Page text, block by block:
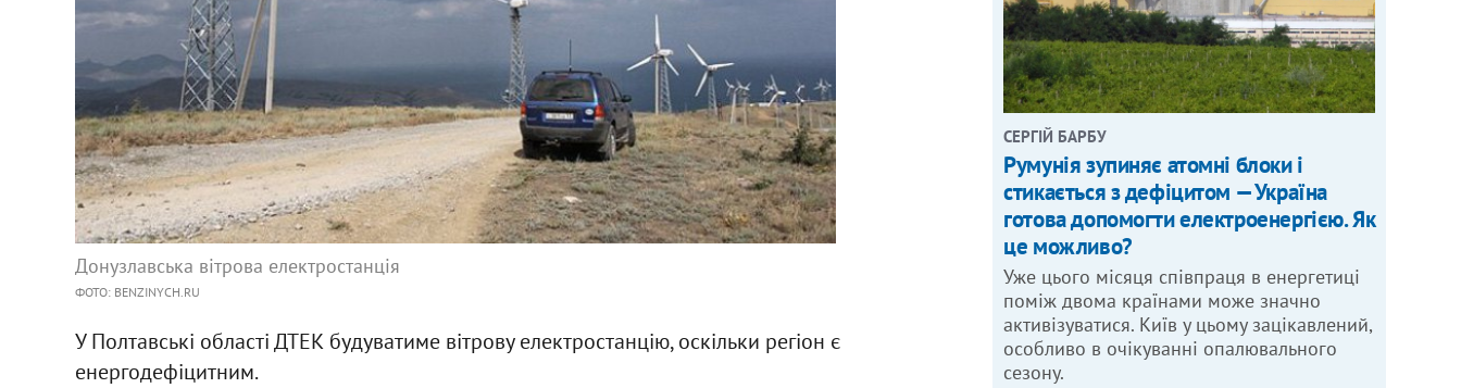
Донузлавська вітрова електростанція
ФОТО: BENZINYCH.RU
У Полтавські області ДТЕК будуватиме вітрову електростанцію, оскільки регіон є
енергодефіцитним.
СЕРГІЙ БАРБУ
Румунія зупиняє атомні блоки і
стикається з дефіцитом — Україна
готова допомогти електроенергією. Як
це можливо?
Уже цього місяця співпраця в енергетиці
поміж двома країнами може значно
активізуватися. Київ у цьому зацікавлений,
особливо в очікуванні опалювального
сезону.